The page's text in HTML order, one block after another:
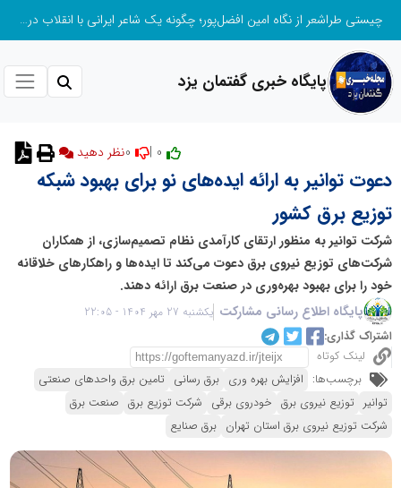
چیستی طراشعر از نگاه امین افضل‌پور؛ چگونه یک شاعر ایرانی با انقلاب در جایگاه حرف، شعر را از متن خطی به میدان ادراک بصری تبدیل کرد؟
پایگاه خبری گفتمان یزد
نظر دهید
دعوت توانیر به ارائه ایده‌های نو برای بهبود شبکه
توزیع برق کشور
شرکت توانیر به منظور ارتقای کارآمدی نظام تصمیم‌سازی، از همکاران
شرکت‌های توزیع نیروی برق دعوت می‌کند تا ایده‌ها و راهکارهای خلاقانه
خود را برای بهبود بهره‌وری در صنعت برق ارائه دهند.
پایگاه اطلاع رسانی مشارکت یکشنبه 27 مهر 1404 - 22:05
اشتراک گذاری:
لینک کوتاه
برچسب‌ها: افزایش بهره وری برق رسانی تامین برق واحدهای صنعتی
توانیر توزیع نیروی برق خودروی برقی شرکت توزیع برق صنعت برق
شرکت توزیع نیروی برق استان تهران برق صنایع